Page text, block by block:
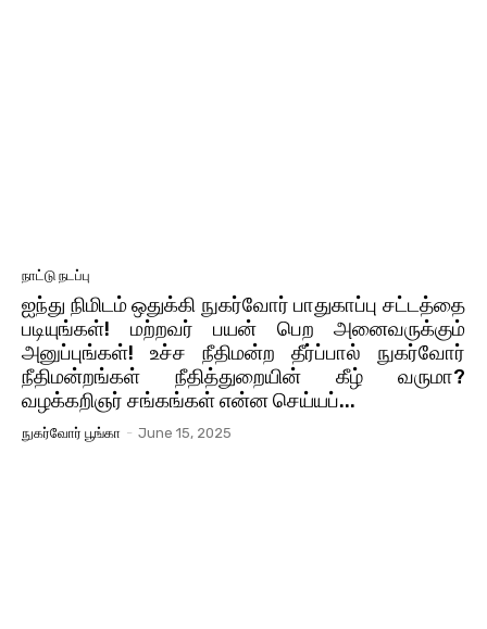
நாட்டு நடப்பு
ஐந்து நிமிடம் ஒதுக்கி நுகர்வோர் பாதுகாப்பு சட்டத்தை
படியுங்கள்! மற்றவர் பயன் பெற அனைவருக்கும்
அனுப்புங்கள்! உச்ச நீதிமன்ற தீர்ப்பால் நுகர்வோர்
நீதிமன்றங்கள் நீதித்துறையின் கீழ் வருமா?
வழக்கறிஞர் சங்கங்கள் என்ன செய்யப்...
நுகர்வோர் பூங்கா - June 15, 2025